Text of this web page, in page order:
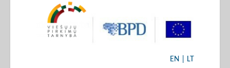
EN LT